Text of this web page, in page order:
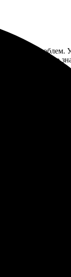
и без
Рекомендую
порадовали
через пару дней
для друзей.